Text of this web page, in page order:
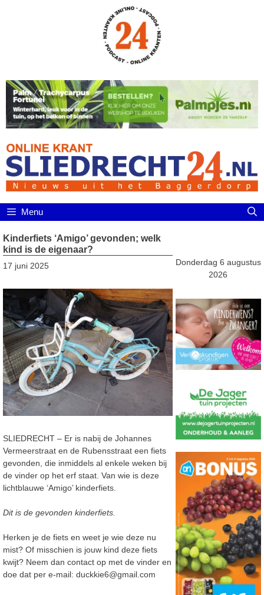
Menu
Kinderfiets ‘Amigo’ gevonden; welk
kind is de eigenaar?
17 juni 2025
SLIEDRECHT – Er is nabij de Johannes
Vermeerstraat en de Rubensstraat een fiets
gevonden, die inmiddels al enkele weken bij
de vinder op het erf staat. Van wie is deze
lichtblauwe ‘Amigo’ kinderfiets.
Dit is de gevonden kinderfiets.
Herken je de fiets en weet je wie deze nu
mist? Of misschien is jouw kind deze fiets
kwijt? Neem dan contact op met de vinder en
doe dat per e-mail: duckkie6@gmail.com
Donderdag 6 augustus
2026